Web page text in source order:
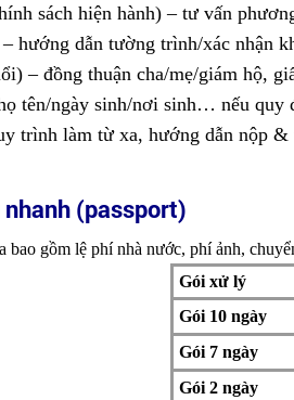
sách hiện hành) – tư vấn
hướng dẫn tường trình/xác nhận
– đồng thuận cha/mẹ/giám hộ,
tên/ngày sinh/nơi sinh… nếu quy
trình làm từ xa, hướng dẫn nộp
(passport)
gồm lệ phí nhà nước, phí ảnh,
Gói xử lý
Gói 10 ngày
Gói 7 ngày
Gói 2 ngày